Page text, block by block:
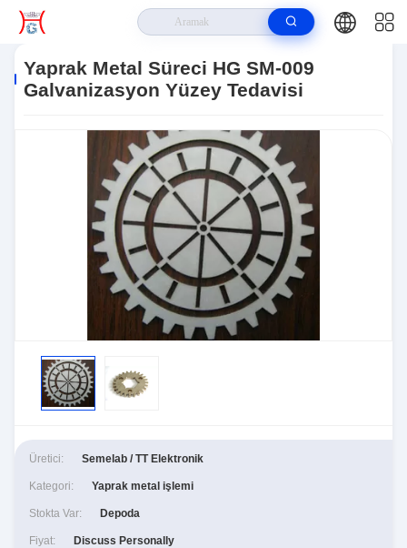
Galvanizasyon Yüzey Tedavisi
Yaprak Metal Süreci HG SM-009
Galvanizasyon Yüzey Tedavisi
Üretici: Semelab / TT Elektronik
Kategori: Yaprak metal işlemi
Stokta Var: Depoda
Fiyat: Discuss Personally